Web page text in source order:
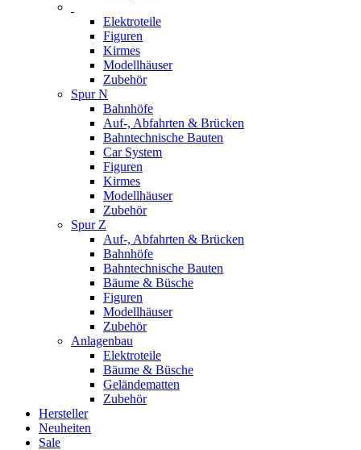
Elektroteile
Figuren
Kirmes
Modellhäuser
Zubehör
Spur N
Bahnhöfe
Auf-, Abfahrten & Brücken
Bahntechnische Bauten
Car System
Figuren
Kirmes
Modellhäuser
Zubehör
Spur Z
Auf-, Abfahrten & Brücken
Bahnhöfe
Bahntechnische Bauten
Bäume & Büsche
Figuren
Modellhäuser
Zubehör
Anlagenbau
Elektroteile
Bäume & Büsche
Geländematten
Zubehör
Hersteller
Neuheiten
Sale